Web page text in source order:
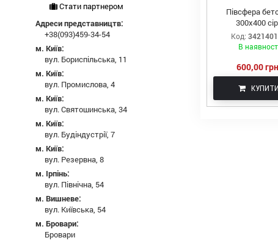
Півсфера
300х400
Код:
В
600,00
КУПИТИ
Стати партнером
Адреси представництв:
+38(093)459-34-54
м. Київ:
вул. Бориспільська, 11
м. Київ:
вул. Промислова, 4
м. Київ:
вул. Святошинська, 34
м. Київ:
вул. Будіндустрії, 7
м. Київ:
вул. Резервна, 8
м. Ірпінь:
вул. Північна, 54
м. Вишневе:
вул. Київська, 54
м. Бровари:
Бровари